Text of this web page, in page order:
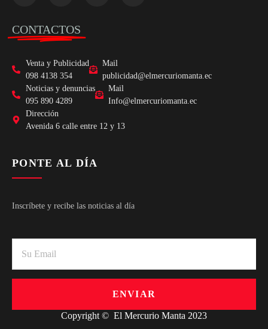
CONTACTOS
Venta y Publicidad
098 4138 354
Mail
publicidad@elmercuriomanta.ec
Noticias y denuncias
095 890 4289
Mail
Info@elmercuriomanta.ec
Dirección
Avenida 6 calle entre 12 y 13
PONTE AL DÍA
Inscríbete y recibe las noticias al día
ENVIAR
Copyright © El Mercurio Manta 2023